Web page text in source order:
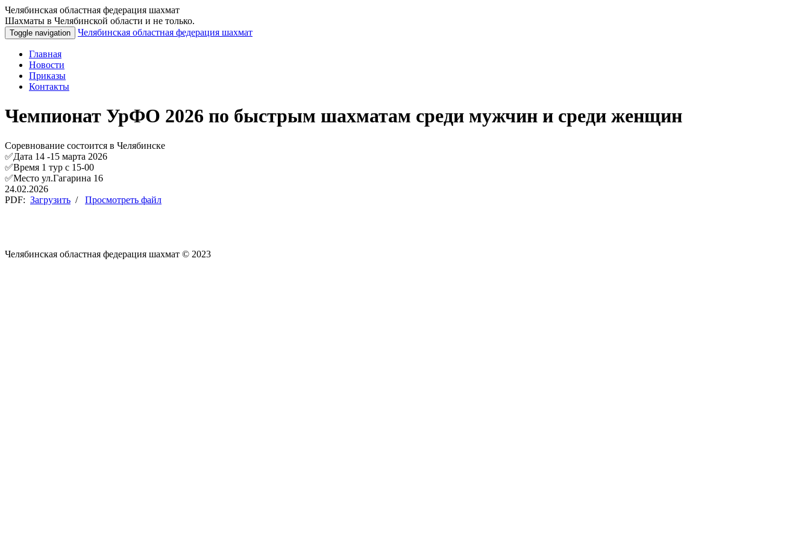
Челябинская областная федерация шахмат
Шахматы в Челябинской области и не только.
Toggle navigation Челябинская областная федерация шахмат
Главная
Новости
Приказы
Контакты
Чемпионат УрФО 2026 по быстрым шахматам среди мужчин и среди женщин
Соревнование состоится в Челябинске
✅Дата 14 -15 марта 2026
✅Время 1 тур с 15-00
✅Место ул.Гагарина 16
24.02.2026
PDF: Загрузить / Просмотреть файл
Челябинская областная федерация шахмат © 2023